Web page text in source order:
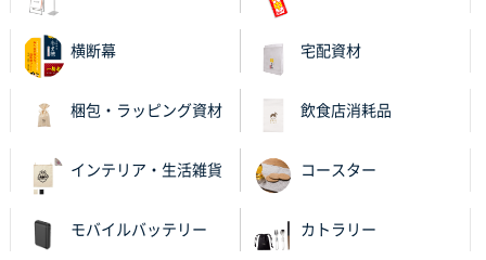
不織布スクエアトート(A4サイズ)
2025年10月28日 17:10
ワンポイントポリ袋 A4サイズ
1000枚
横断幕 宅配資材
梱包・ラッピング資材 飲食店消耗品
インテリア・生活雑貨 コースター
モバイルバッテリー カトラリー